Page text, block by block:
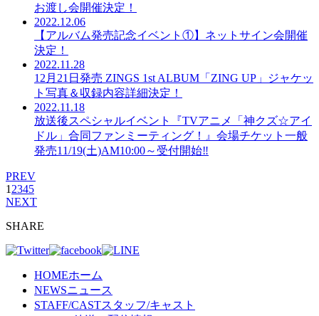
お渡し会開催決定！
2022.12.06
【アルバム発売記念イベント①】ネットサイン会開催
決定！
2022.11.28
12月21日発売 ZINGS 1st ALBUM「ZING UP」ジャケッ
ト写真＆収録内容詳細決定！
2022.11.18
放送後スペシャルイベント『TVアニメ「神クズ☆アイ
ドル」合同ファンミーティング！』会場チケット一般
発売11/19(土)AM10:00～受付開始‼
PREV
1 2345
NEXT
SHARE
HOMEホーム
NEWSニュース
STAFF/CASTスタッフ/キャスト